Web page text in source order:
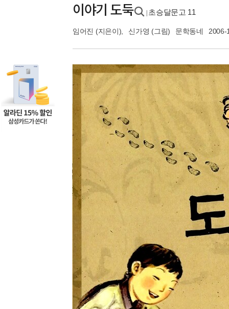
이야기 도둑 초승달문고 11
임어진 (지은이), 신가영 (그림) 문학동네 2006-